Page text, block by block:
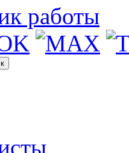
работы